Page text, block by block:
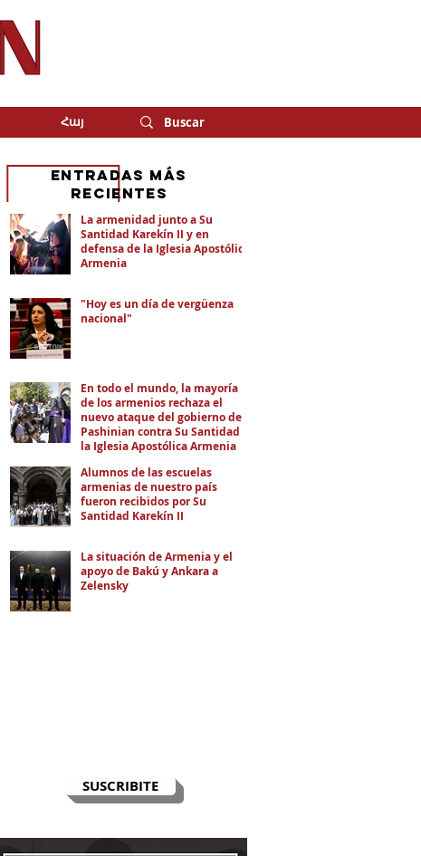
Հայ
SUSCRIBITE
La armenidad junto a Su
Santidad Karekín II y en
defensa de la Iglesia Apostólica
Armenia
"Hoy es un día de vergüenza
nacional"
En todo el mundo, la mayoría
de los armenios rechaza el
nuevo ataque del gobierno de
Pashinian contra Su Santidad y
la Iglesia Apostólica Armenia
Alumnos de las escuelas
armenias de nuestro país
fueron recibidos por Su
Santidad Karekín II
La situación de Armenia y el
apoyo de Bakú y Ankara a
Zelensky
eNTRADAS MÁS
RECIENTES